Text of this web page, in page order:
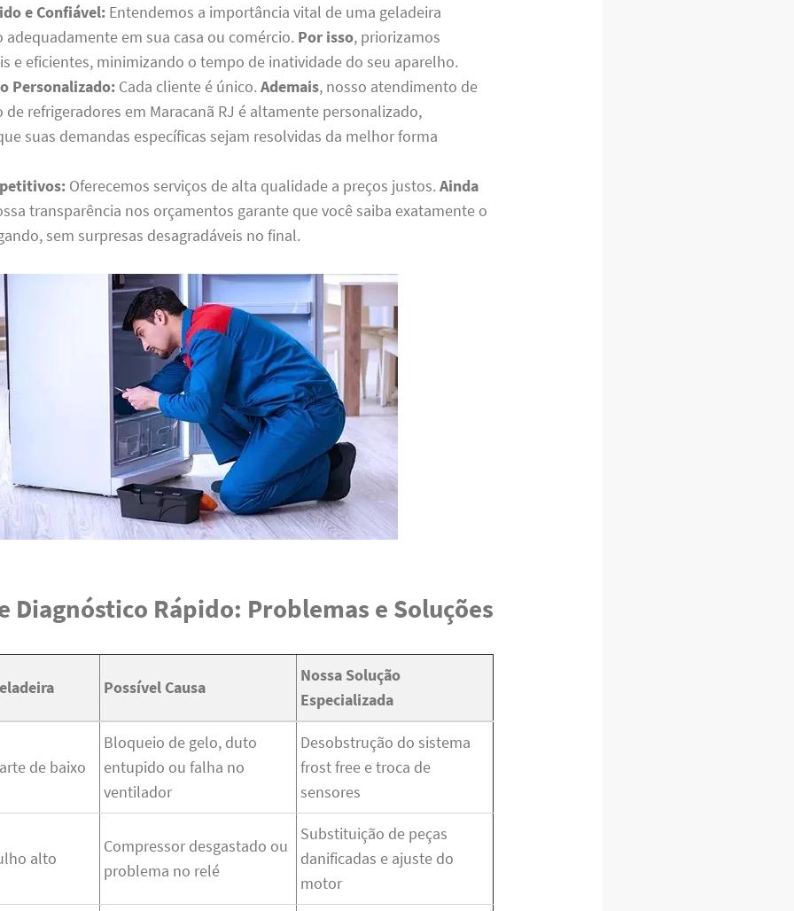
e Confiável:Entendemos a importância vital de uma geladeira
em sua casa ou comércio. Por isso, priorizamos
e eficientes, minimizando o tempo de inatividade do seu aparelho.
Personalizado:Cada cliente é único. Ademais, nosso atendimento de
de refrigeradores em Maracanã RJ é altamente personalizado,
suas demandas específicas sejam resolvidas da melhor forma
Oferecemos serviços de alta qualidade a preços justos. Ainda
transparência nos orçamentos garante que você saiba exatamente o
sem surpresas desagradáveis no final.
Diagnóstico Rápido: Problemas e Soluções
Possível Causa
Nossa Solução
Especializada
de baixo
Bloqueio de gelo, duto
entupido ou falha no
ventilador
Desobstrução do sistema
frost free e troca de
sensores
alto
Compressor desgastado ou
problema no relé
Substituição de peças
danificadas e ajuste do
motor